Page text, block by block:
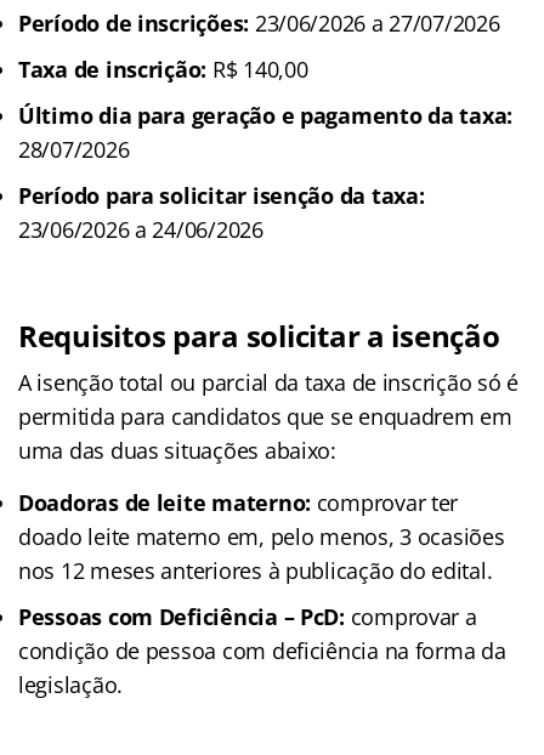
Período de inscrições: 23/06/2026 a 27/07/2026
Taxa de inscrição: R$ 140,00
Último dia para geração e pagamento da taxa:
28/07/2026
Período para solicitar isenção da taxa:
23/06/2026 a 24/06/2026
Requisitos para solicitar a isenção
A isenção total ou parcial da taxa de inscrição só é
permitida para candidatos que se enquadrem em
uma das duas situações abaixo:
Doadoras de leite materno: comprovar ter
doado leite materno em, pelo menos, 3 ocasiões
nos 12 meses anteriores à publicação do edital.
Pessoas com Deficiência – PcD: comprovar a
condição de pessoa com deficiência na forma da
legislação.